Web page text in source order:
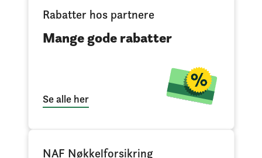
Rabatter hos partnere
Mange gode rabatter
Se alle her
NAF Nøkkelforsikring